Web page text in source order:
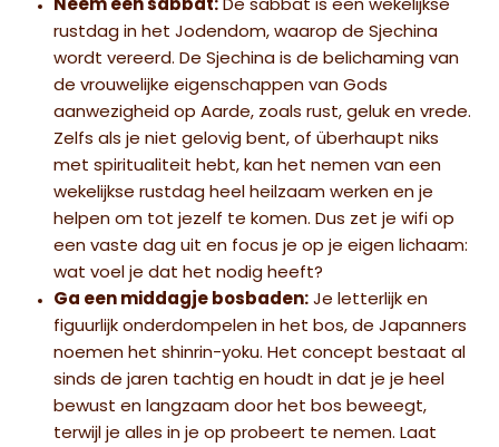
Neem een sabbat: De sabbat is een wekelijkse
rustdag in het Jodendom, waarop de Sjechina
wordt vereerd. De Sjechina is de belichaming van
de vrouwelijke eigenschappen van Gods
aanwezigheid op Aarde, zoals rust, geluk en vrede.
Zelfs als je niet gelovig bent, of überhaupt niks
met spiritualiteit hebt, kan het nemen van een
wekelijkse rustdag heel heilzaam werken en je
helpen om tot jezelf te komen. Dus zet je wifi op
een vaste dag uit en focus je op je eigen lichaam:
wat voel je dat het nodig heeft?
Ga een middagje bosbaden: Je letterlijk en
figuurlijk onderdompelen in het bos, de Japanners
noemen het shinrin-yoku. Het concept bestaat al
sinds de jaren tachtig en houdt in dat je je heel
bewust en langzaam door het bos beweegt,
terwijl je alles in je op probeert te nemen. Laat